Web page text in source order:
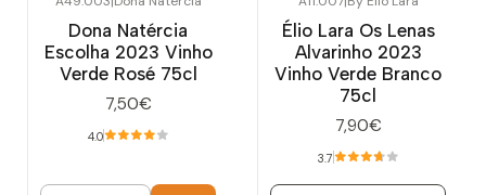
Dona Natércia
Escolha 2023 Vinho
Verde Rosé 75cl
7,50€
4.0
Élio Lara Os Lenas
Alvarinho 2023
Vinho Verde Branco
75cl
7,90€
3.7